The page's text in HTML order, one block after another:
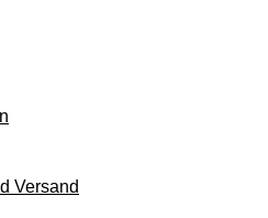
Versand